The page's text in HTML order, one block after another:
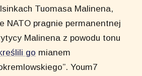
Tuomasa Malinena,
NATO pragnie permanentnej
Malinena z powodu tonu
go mianem
Youm7